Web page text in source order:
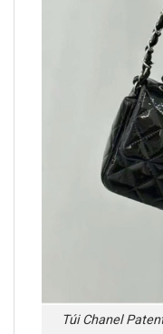
Túi Chanel